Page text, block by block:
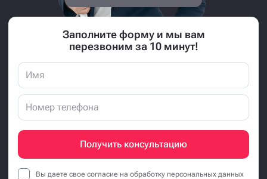
Заполните форму и мы вам
перезвоним за 10 минут!
Получить консультацию
Вы даете свое согласие на обработку персональных данных